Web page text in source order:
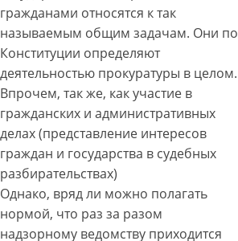
гражданами относятся к так
называемым общим задачам. Они по
Конституции определяют
деятельностью прокуратуры в целом.
Впрочем, так же, как участие в
гражданских и административных
делах (представление интересов
граждан и государства в судебных
разбирательствах)
Однако, вряд ли можно полагать
нормой, что раз за разом
надзорному ведомству приходится